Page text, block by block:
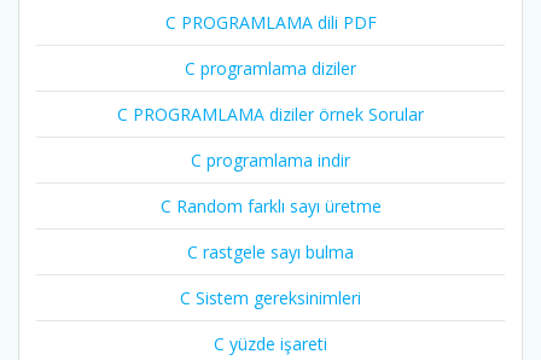
C PROGRAMLAMA dili PDF
C programlama diziler
C PROGRAMLAMA diziler örnek Sorular
C programlama indir
C Random farklı sayı üretme
C rastgele sayı bulma
C Sistem gereksinimleri
C yüzde işareti